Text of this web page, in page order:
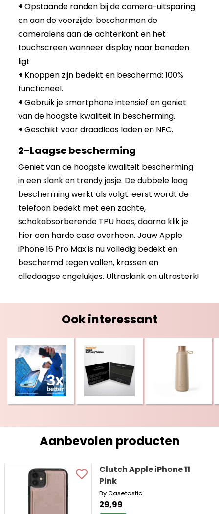
+Opstaande randen bij de camera-uitsparing
en aan de voorzijde: beschermen de
cameralens aan de achterkant en het
touchscreen wanneer display naar beneden
ligt
+ Knoppen zijn bedekt en beschermd: 100%
functioneel.
+Gebruik je smartphone intensief en geniet
van de hoogste kwaliteit in bescherming.
+Geschikt voor draadloos laden en NFC.
2-Laagse bescherming
Geniet van de hoogste kwaliteit bescherming
in een slank en trendy jasje. De dubbele laag
bescherming werkt als volgt: eerst wordt de
telefoon bedekt met een zachte,
schokabsorberende TPU hoes, daarna klik je
hier een harde case overheen. Jouw Apple
iPhone 16 Pro Max is nu volledig bedekt en
beschermd tegen vallen, krassen en
alledaagse ongelukjes. Ultraslank en ultrasterk!
Ook interessant
Aanbevolen producten
Clutch Apple iPhone 11
Pink
By Casetastic
29,99